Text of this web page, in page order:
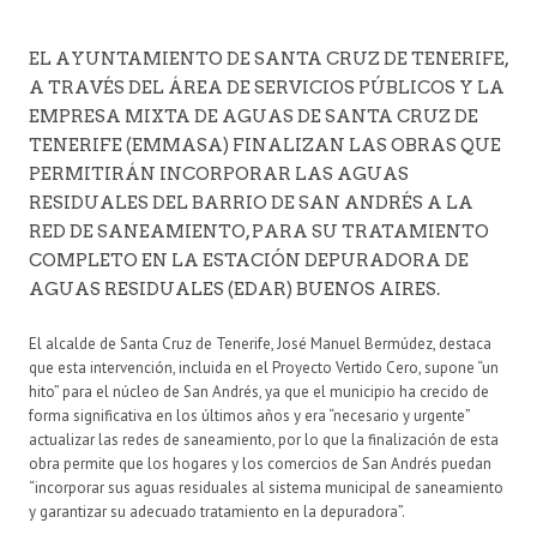
EL AYUNTAMIENTO DE SANTA CRUZ DE TENERIFE,
A TRAVÉS DEL ÁREA DE SERVICIOS PÚBLICOS Y LA
EMPRESA MIXTA DE AGUAS DE SANTA CRUZ DE
TENERIFE (EMMASA) FINALIZAN LAS OBRAS QUE
PERMITIRÁN INCORPORAR LAS AGUAS
RESIDUALES DEL BARRIO DE SAN ANDRÉS A LA
RED DE SANEAMIENTO, PARA SU TRATAMIENTO
COMPLETO EN LA ESTACIÓN DEPURADORA DE
AGUAS RESIDUALES (EDAR) BUENOS AIRES.
El alcalde de Santa Cruz de Tenerife, José Manuel Bermúdez, destaca
que esta intervención, incluida en el Proyecto Vertido Cero, supone “un
hito” para el núcleo de San Andrés, ya que el municipio ha crecido de
forma significativa en los últimos años y era “necesario y urgente”
actualizar las redes de saneamiento, por lo que la finalización de esta
obra permite que los hogares y los comercios de San Andrés puedan
“incorporar sus aguas residuales al sistema municipal de saneamiento
y garantizar su adecuado tratamiento en la depuradora”.